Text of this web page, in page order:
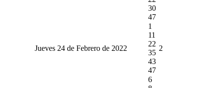
30
47
Jueves 24 de Febrero de 2022
1
11
22
35
43
47
2
6